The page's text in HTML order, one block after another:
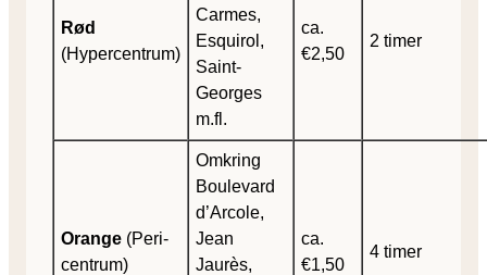
Rød
(Hypercentrum)
Carmes,
Esquirol,
Saint-
Georges
m.fl.
ca.
€2,50
2 timer
Orange (Peri-
centrum)
Omkring
Boulevard
d’Arcole,
Jean
Jaurès,
ca.
€1,50
4 timer